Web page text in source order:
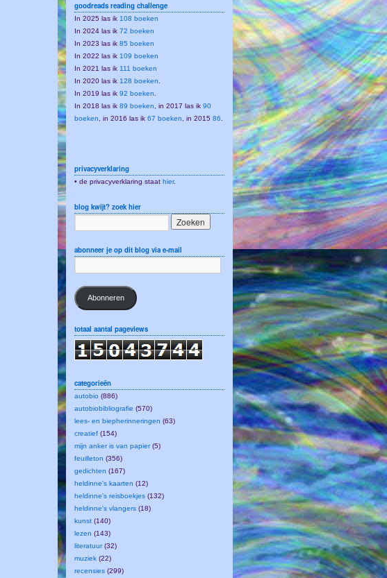
goodreads reading challenge
In 2025 las ik 108 boeken
In 2024 las ik 72 boeken
In 2023 las ik 85 boeken
In 2022 las ik 109 boeken
In 2021 las ik 111 boeken
In 2020 las ik 128 boeken
In 2019 las ik 92 boeken
In 2018 las ik 89 boeken , in 2017 las ik 90
boeken , in 2016 las ik 67 boeken , in 2015 86
privacyverklaring
• de privacyverklaring staat hier.
blog kwijt? zoek hier
abonneer je op dit blog via e-mail
Abonneren
totaal aantal pageviews
categorieën
autobio (886)
autobiobibliografie (570)
lees- en biepherinneringen (63)
creatief (154)
mijn anker is van papier(5)
feuilleton (356)
gedichten (167)
heldinne's kaarten (12)
heldinne's reisboekjes (132)
heldinne's vlangers (18)
kunst (140)
lezen (143)
literatuur(32)
muziek (22)
recensies (299)